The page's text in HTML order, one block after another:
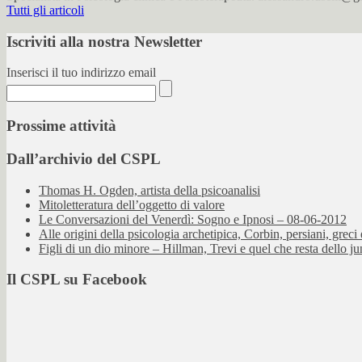
Tutti gli articoli
Iscriviti alla nostra Newsletter
Inserisci il tuo indirizzo email
Prossime attività
Dall’archivio del CSPL
Thomas H. Ogden, artista della psicoanalisi
Mitoletteratura dell’oggetto di valore
Le Conversazioni del Venerdì: Sogno e Ipnosi – 08-06-2012
Alle origini della psicologia archetipica, Corbin, persiani, greci
Figli di un dio minore – Hillman, Trevi e quel che resta dello
Il CSPL su Facebook